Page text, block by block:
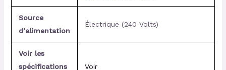
Source
d’alimentation
Électrique (240 Volts)
Voir les
spécifications
Voir